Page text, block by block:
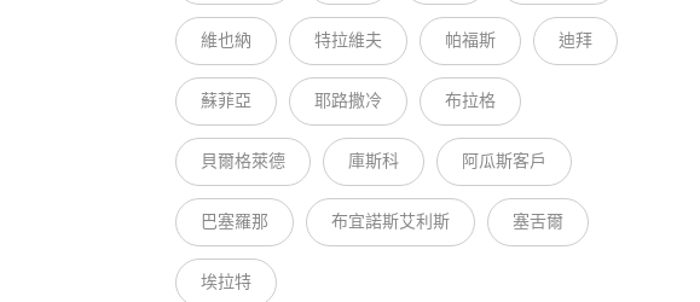
維也納 特拉維夫 帕福斯 迪拜
蘇菲亞 耶路撒冷 布拉格
貝爾格萊德 庫斯科 阿瓜斯客戶
巴塞羅那 布宜諾斯艾利斯 塞舌爾
埃拉特